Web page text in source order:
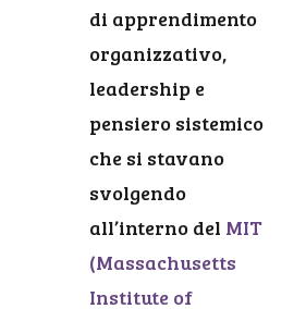
di apprendimento
organizzativo,
leadership e
pensiero sistemico
che si stavano
svolgendo
all’interno del MIT
(Massachusetts
Institute of